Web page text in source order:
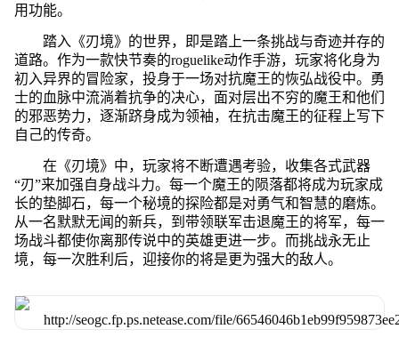
用功能。
踏入《刃境》的世界，即是踏上一条挑战与奇迹并存的
道路。作为一款快节奏的roguelike动作手游，玩家将化身为
初入异界的冒险家，投身于一场对抗魔王的恢弘战役中。勇
士的血脉中流淌着抗争的决心，面对层出不穷的魔王和他们
的邪恶势力，逐渐跻身成为领袖，在抗击魔王的征程上写下
自己的传奇。
在《刃境》中，玩家将不断遭遇考验，收集各式武器
“刃”来加强自身战斗力。每一个魔王的陨落都将成为玩家成
长的垫脚石，每一个秘境的探险都是对勇气和智慧的磨炼。
从一名默默无闻的新兵，到带领联军击退魔王的将军，每一
场战斗都使你离那传说中的英雄更进一步。而挑战永无止
境，每一次胜利后，迎接你的将是更为强大的敌人。